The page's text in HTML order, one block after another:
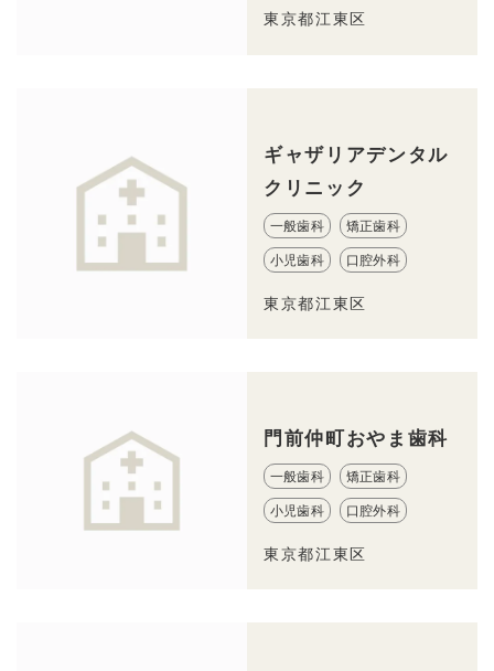
東京都江東区
ギャザリアデンタル
クリニック
一般歯科 矯正歯科
小児歯科 口腔外科
東京都江東区
門前仲町おやま歯科
一般歯科 矯正歯科
小児歯科 口腔外科
東京都江東区